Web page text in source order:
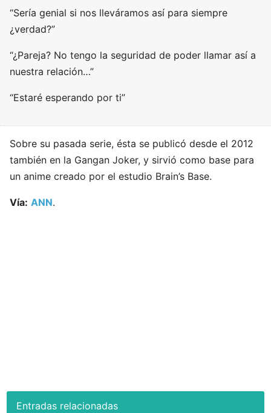
“Sería genial si nos lleváramos así para siempre
¿verdad?”
“¿Pareja? No tengo la seguridad de poder llamar así a
nuestra relación…”
“Estaré esperando por ti”
Sobre su pasada serie, ésta se publicó desde el 2012
también en la Gangan Joker, y sirvió como base para
un anime creado por el estudio Brain’s Base.
Vía: ANN.